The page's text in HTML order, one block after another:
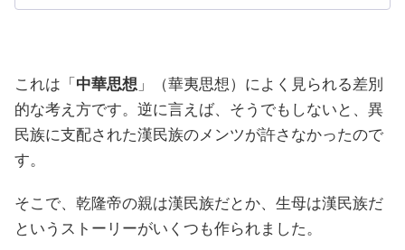
これは「 中華思想 」（華夷思想）によく見られる差別
的な考え方です。逆に言えば、そうでもしないと、異
民族に支配された漢民族のメンツが許さなかったので
す。
そこで、乾隆帝の親は漢民族だとか、生母は漢民族だ
というストーリーがいくつも作られました。